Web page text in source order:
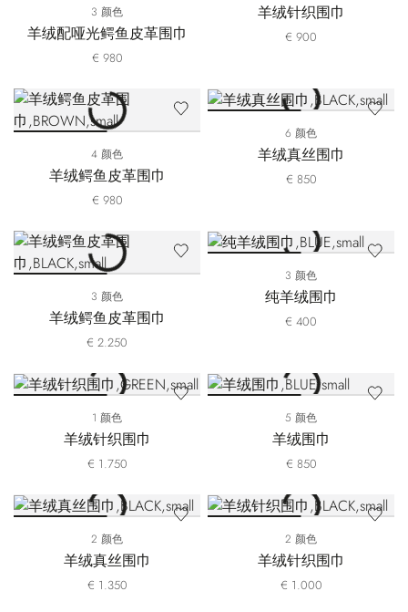
3 颜色
羊绒配哑光鳄鱼皮革围巾
€ 980
羊绒针织围巾
€ 900
4 颜色
羊绒鳄鱼皮革围巾
€ 980
6 颜色
羊绒真丝围巾
€ 850
3 颜色
羊绒鳄鱼皮革围巾
€ 2.250
3 颜色
纯羊绒围巾
€ 400
1 颜色
羊绒针织围巾
€ 1.750
5 颜色
羊绒围巾
€ 850
2 颜色
羊绒真丝围巾
€ 1.350
2 颜色
羊绒针织围巾
€ 1.000